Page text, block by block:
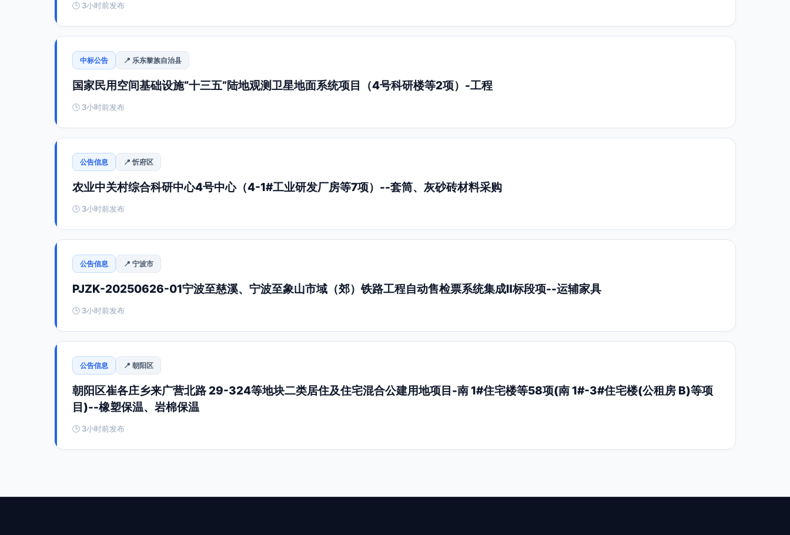
🕒 3小时前发布
中标公告 📍 乐东黎族自治县
国家民用空间基础设施“十三五”陆地观测卫星地面系统项目（4号科研楼等2项）-工程
🕒 3小时前发布
公告信息 📍 忻府区
农业中关村综合科研中心4号中心（4-1#工业研发厂房等7项）--套筒、灰砂砖材料采购
🕒 3小时前发布
公告信息 📍 宁波市
PJZK-20250626-01宁波至慈溪、宁波至象山市域（郊）铁路工程自动售检票系统集成Ⅱ标段项--运辅家具
🕒 3小时前发布
公告信息 📍 朝阳区
朝阳区崔各庄乡来广营北路 29-324等地块二类居住及住宅混合公建用地项目-南 1#住宅楼等58项(南 1#-3#住宅楼(公租房 B)等项
目)--橡塑保温、岩棉保温
🕒 3小时前发布